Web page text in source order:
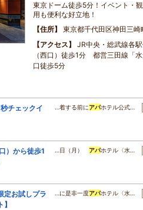
東京ドーム徒歩5分！イベント・
用も便利な好立地！
住所
東京都千代田区神田三
アクセス
JR中央・総武線各
（西口）徒歩1分 都営三田線「
口徒歩5分
チェックイ
…着する前にアパホテル公式…
）から徒歩1
…日（月） アパホテル〈水…
定お試しプラ
…に是非一度アパホテル〈水…